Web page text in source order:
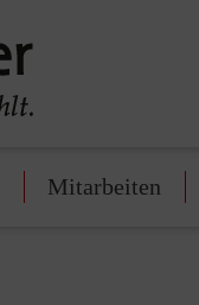
Mitarbeiten